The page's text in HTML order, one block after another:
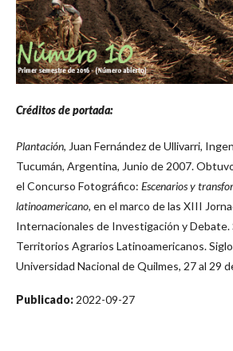
Créditos de portada:
Plantación, Juan Fernández de Ullivarri,
Tucumán, Argentina, Junio de 2007.
el Concurso Fotográfico: Escenarios y
latinoamericano, en el marco de las XIII
Internacionales de Investigación y Debate.
Territorios Agrarios Latinoamericanos.
Universidad Nacional de Quilmes, 27 al 29
Publicado: 2022-09-27